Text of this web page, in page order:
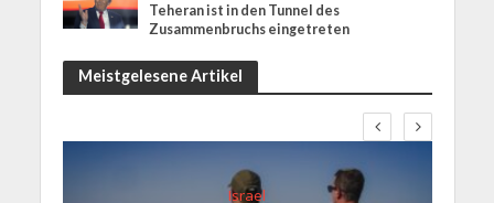
Teheran ist in den Tunnel des
Zusammenbruchs eingetreten
Meistgelesene Artikel
Israel